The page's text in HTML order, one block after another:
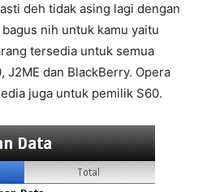
deh tidak asing lagi dengan
nih untuk kamu yaitu
tersedia untuk semua
J2ME dan BlackBerry. Opera
juga untuk pemilik S60.